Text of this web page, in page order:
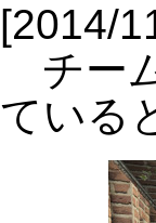
[2014/
チー
ている